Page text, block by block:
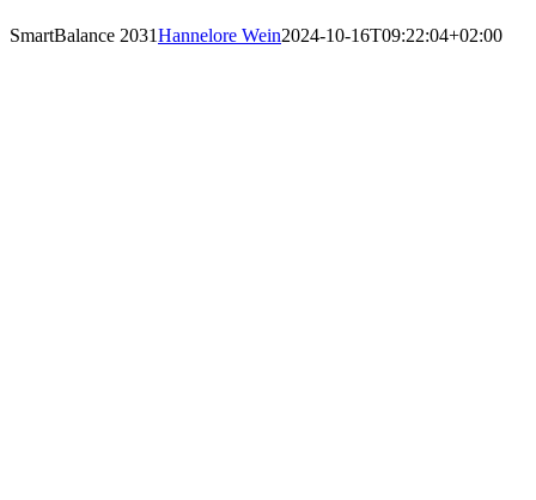
SmartBalance 2031Hannelore Wein2024-10-16T09:22:04+02:00